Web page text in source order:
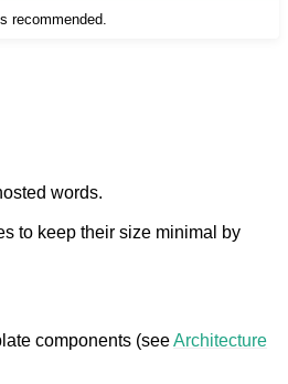
recommended.
words.
to keep their size minimal by
components (seeArchitecture